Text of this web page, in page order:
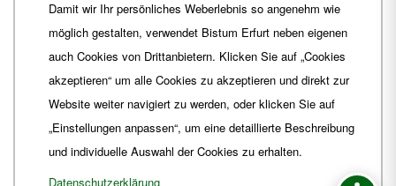
+49 361 6572-444
ordinariat Bistum-Erfurt.de
Damit wir Ihr persönliches Weberlebnis so angenehm wie
möglich gestalten, verwendet Bistum Erfurt neben eigenen
auch Cookies von Drittanbietern. Klicken Sie auf „Cookies
akzeptieren“ um alle Cookies zu akzeptieren und direkt zur
Website weiter navigiert zu werden, oder klicken Sie auf
„Einstellungen anpassen“, um eine detaillierte Beschreibung
und individuelle Auswahl der Cookies zu erhalten.
Datenschutzerklärung